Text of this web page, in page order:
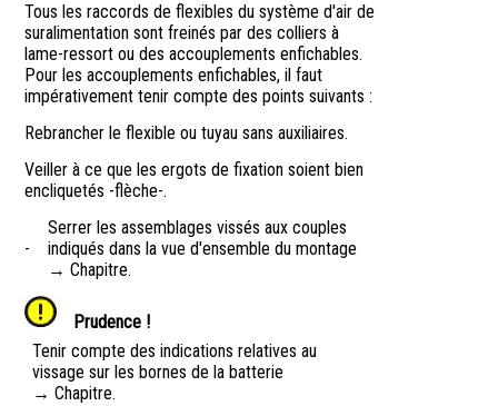
Tous les raccords de flexibles du système d'air de
suralimentation sont freinés par des colliers à
lame-ressort ou des accouplements enfichables.
Pour les accouplements enfichables, il faut
impérativement tenir compte des points suivants :
Rebrancher le flexible ou tuyau sans auxiliaires.
Veiller à ce que les ergots de fixation soient bien
encliquetés -flèche-.
-
Serrer les assemblages vissés aux couples
indiqués dans la vue d'ensemble du montage
→ Chapitre.
Prudence !
Tenir compte des indications relatives au
vissage sur les bornes de la batterie
→ Chapitre.